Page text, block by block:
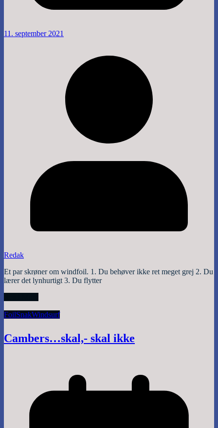
11. september 2021
Redak
Et par skrøner om windfoil. 1. Du behøver ikke ret meget grej 2. Du
lærer det lynhurtigt 3. Du flytter
FoilSnakWindsurf
Cambers…skal,- skal ikke